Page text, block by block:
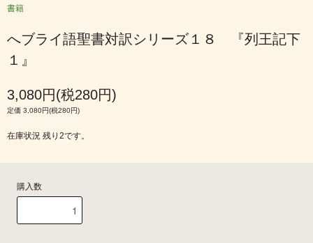
書籍
へブライ語聖書対訳シリーズ１８ 『列王記下
１』
3,080円(税280円)
定価 3,080円(税280円)
在庫状況 残り2です。
購入数